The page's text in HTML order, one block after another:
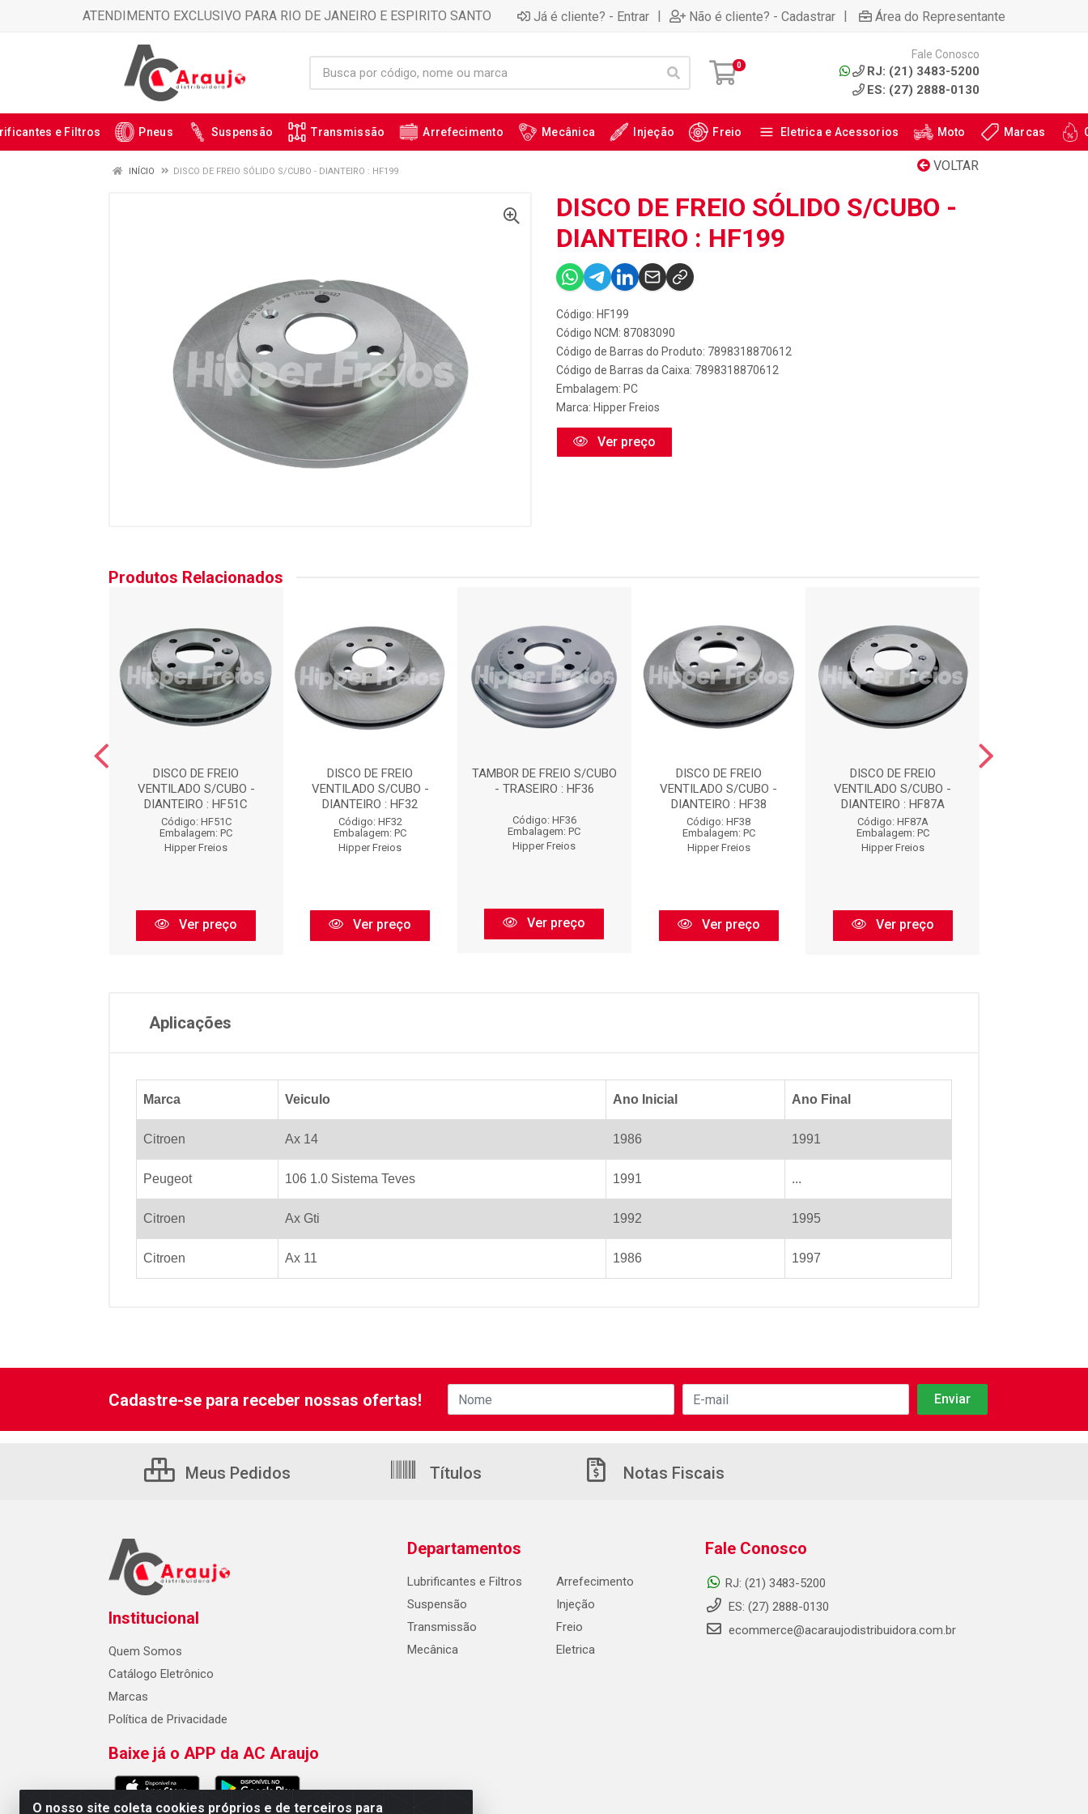
ATENDIMENTO EXCLUSIVO PARA RIO DE JANEIRO E ESPIRITO SANTO Já é cliente? - Entrar | Não é cliente? - Cadastrar | Área do Representante
0
Fale Conosco
RJ: (21) 3483-5200
ES: (27) 2888-0130
e Filtros Pneus Suspensão Transmissão Arrefecimento Mecânica Injeção Freio Eletrica e Acessorios Moto Marcas
VOLTAR
INÍCIO DISCO DE FREIO SÓLIDO S/CUBO - DIANTEIRO : HF199
DISCO DE FREIO SÓLIDO S/CUBO -
DIANTEIRO : HF199
Código: HF199
Código NCM: 87083090
Código de Barras do Produto: 7898318870612
Código de Barras da Caixa: 7898318870612
Embalagem: PC
Marca: Hipper Freios
Ver preço
Produtos Relacionados
DISCO DE FREIO
VENTILADO S/CUBO -
DIANTEIRO : HF51C
Código: HF51C
Embalagem: PC
Hipper Freios
Ver preço
DISCO DE FREIO
VENTILADO S/CUBO -
DIANTEIRO : HF32
Código: HF32
Embalagem: PC
Hipper Freios
Ver preço
TAMBOR DE FREIO S/CUBO
- TRASEIRO : HF36
Código: HF36
Embalagem: PC
Hipper Freios
Ver preço
DISCO DE FREIO
VENTILADO S/CUBO -
DIANTEIRO : HF38
Código: HF38
Embalagem: PC
Hipper Freios
Ver preço
DISCO DE FREIO
VENTILADO S/CUBO -
DIANTEIRO : HF87A
Código: HF87A
Embalagem: PC
Hipper Freios
Ver preço
Aplicações
Marca Veiculo Ano Inicial Ano Final
Citroen Ax 14 1986 1991
Peugeot 106 1.0 Sistema Teves 1991 ...
Citroen Ax Gti 1992 1995
Citroen Ax 11 1986 1997
O nosso site coleta cookies próprios e de terceiros para
Cadastre-se para receber nossas ofertas!
Meus Pedidos Títulos Notas Fiscais
Institucional
Quem Somos
Catálogo Eletrônico
Marcas
Política de Privacidade
Baixe já o APP da AC Araujo
Departamentos
Lubrificantes e Filtros
Suspensão
Transmissão
Mecânica
Arrefecimento
Injeção
Freio
Eletrica
Fale Conosco
RJ: (21) 3483-5200
ES: (27) 2888-0130
ecommerce@acaraujodistribuidora.com.br